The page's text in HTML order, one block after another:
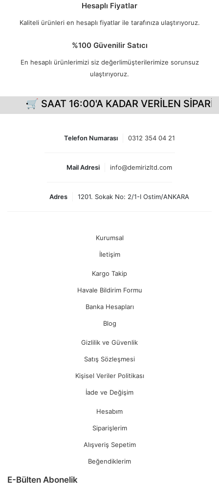
Hesaplı Fiyatlar
Kaliteli ürünleri en hesaplı fiyatlar ile tarafınıza ulaştırıyoruz.
%100 Güvenilir Satıcı
En hesaplı ürünlerimizi siz değerlimüşterilerimize sorunsuz
ulaştırıyoruz.
🛒 SAAT 16:00'A KADAR VERİLEN
Telefon Numarası 0312 354 04 21
Mail Adresi info@demirizltd.com
Adres 1201. Sokak No: 2/1-I Ostim/ANKARA
Kurumsal
İletişim
Kargo Takip
Havale Bildirim Formu
Banka Hesapları
Blog
Gizlilik ve Güvenlik
Satış Sözleşmesi
Kişisel Veriler Politikası
İade ve Değişim
Hesabım
Siparişlerim
Alışveriş Sepetim
Beğendiklerim
E-Bülten Abonelik